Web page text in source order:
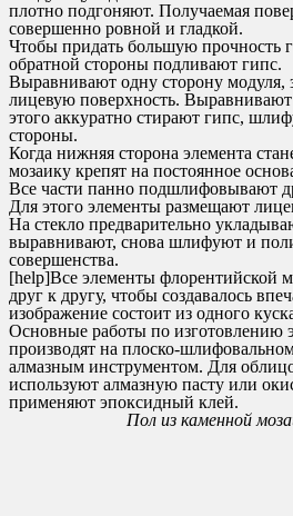
плотно подгоняют. Получаемая
совершенно ровной и гладкой.
Чтобы придать большую прочность
обратной стороны подливают гипс.
Выравнивают одну сторону модуля,
лицевую поверхность.
этого аккуратно стирают гипс,
стороны.
Когда нижняя сторона элемента
мозаику крепят на постоянное
Все части панно подшлифовывают
Для этого элементы размещают
На стекло предварительно
выравнивают, снова шлифуют и
совершенства.
[help]Все элементы флорентийской
друг к другу, чтобы создавалось
изображение состоит из одного
Основные работы по изготовлению
производят на плоско-
алмазным инструментом. Для
используют алмазную пасту или
применяют эпоксидный клей.
Пол из каменной